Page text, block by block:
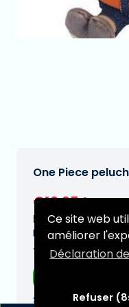
Ce site web
améliorer
Déclaration
Refuser
One Piece
€12,95
Date de
N/A
Type:
Série: